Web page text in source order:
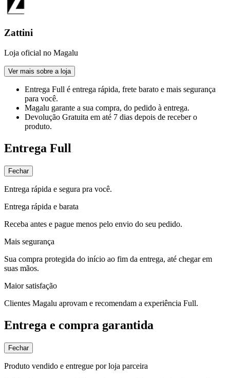
Zattini
Loja oficial no Magalu
Ver mais sobre a loja
Entrega Full é entrega rápida, frete barato e mais segurança
para você.
Magalu garante a sua compra, do pedido à entrega.
Devolução Gratuita em até 7 dias depois de receber o
produto.
Entrega Full
Fechar
Entrega rápida e segura pra você.
Entrega rápida e barata
Receba antes e pague menos pelo envio do seu pedido.
Mais segurança
Sua compra protegida do início ao fim da entrega, até chegar em
suas mãos.
Maior satisfação
Clientes Magalu aprovam e recomendam a experiência Full.
Entrega e compra garantida
Fechar
Produto vendido e entregue por loja parceira